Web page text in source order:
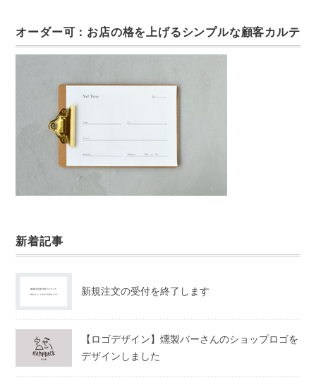
オーダー可：お店の格を上げるシンプルな顧客カルテ
新着記事
新規注文の受付を終了します
【ロゴデザイン】燻製バーさんのショップロゴを
デザインしました